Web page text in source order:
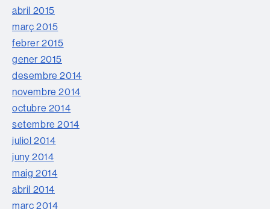
abril 2015
març 2015
febrer 2015
gener 2015
desembre 2014
novembre 2014
octubre 2014
setembre 2014
juliol 2014
juny 2014
maig 2014
abril 2014
març 2014